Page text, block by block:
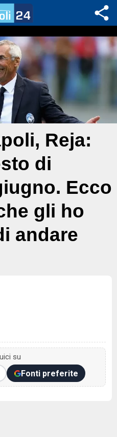
Reja:
di
Ecco
gli ho
andare
su
Fonti preferite